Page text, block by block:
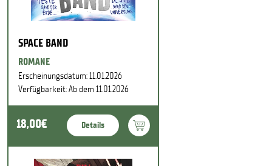
SPACE BAND
ROMANE
Erscheinungsdatum: 11.01.2026
Verfügbarkeit: Ab dem 11.01.2026
18,00€ Details